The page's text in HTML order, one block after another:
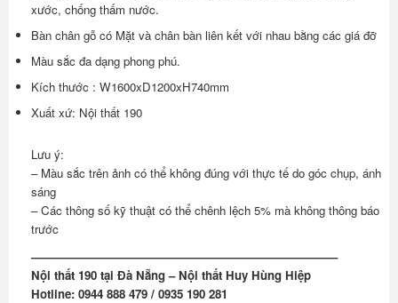
xước, chống thấm nước.
Bàn chân gỗ có Mặt và chân bàn liên kết với nhau bằng các giá đỡ
Màu sắc đa dạng phong phú.
Kích thước : W1600xD1200xH740mm
Xuất xứ: Nội thất 190
Lưu ý:
– Màu sắc trên ảnh có thể không đúng với thực tế do góc chụp, ánh
sáng
– Các thông số kỹ thuật có thể chênh lệch 5% mà không thông báo
trước
——————————————————————————–
Nội thất 190 tại Đà Nẵng – Nội thất Huy Hùng Hiệp
Hotline: 0944 888 479 / 0935 190 281